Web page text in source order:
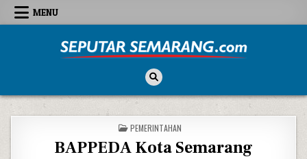
Skip to content
MENU
POSTED IN
PEMERINTAHAN
BAPPEDA Kota Semarang